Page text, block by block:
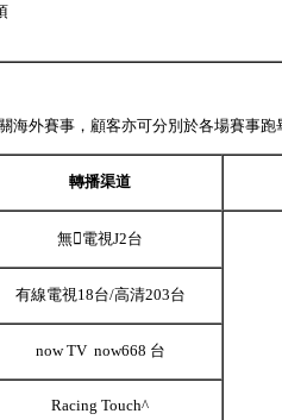
海外賽事，顧客亦可分別於各場賽事
轉播渠道
無電視J2台
有線電視18台/高清203台
now TV now668 台
Racing Touch^